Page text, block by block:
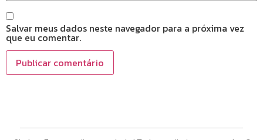
Salvar meus dados neste navegador para a próxima vez
que eu comentar.